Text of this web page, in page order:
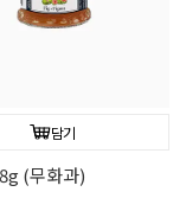
담기
(무화과)